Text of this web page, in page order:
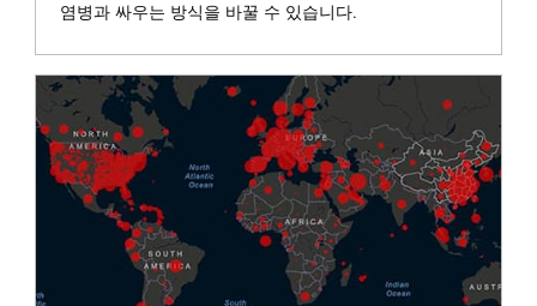
염병과 싸우는 방식을 바꿀 수 있습니다.